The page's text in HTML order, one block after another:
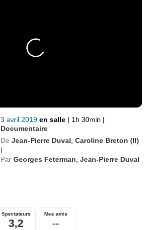
3 avril 2019en salle | 1h 30min |
Documentaire
De Jean-Pierre Duval ,Caroline Breton (II)
|
Par Georges Feterman ,Jean-Pierre Duval
Spectateurs
3,2
Mes amis
--